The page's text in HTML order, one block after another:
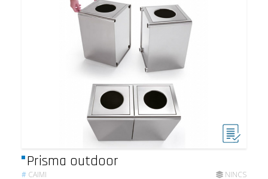
Prisma outdoor
# CAIMI NINCS